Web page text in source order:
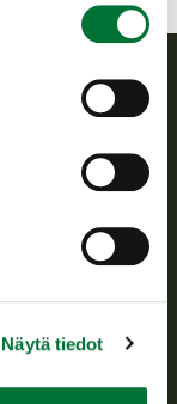
Näytä tiedot
tukee